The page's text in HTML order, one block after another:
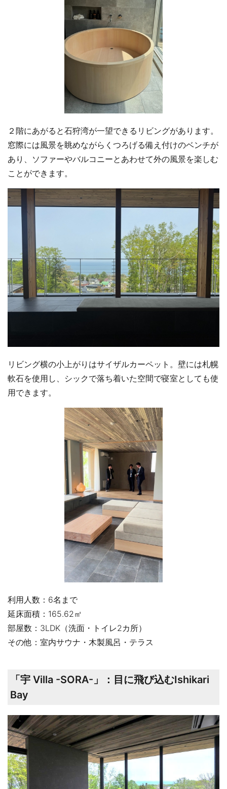
２階にあがると石狩湾が一望できるリビングがあります。
窓際には風景を眺めながらくつろげる備え付けのベンチが
あり、ソファーやバルコニーとあわせて外の風景を楽しむ
ことができます。
リビング横の小上がりはサイザルカーペット。壁には札幌
軟石を使用し、シックで落ち着いた空間で寝室としても使
用できます。
利用人数：6名まで
延床面積：165.62㎡
部屋数：3LDK（洗面・トイレ2カ所）
その他：室内サウナ・木製風呂・テラス
「宇 Villa -SORA-」：目に飛び込むIshikari
Bay